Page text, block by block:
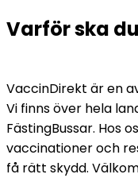
Varför ska
VaccinDirekt är en
Vi finns över hela
FästingBussar. Hos
vaccinationer och
få rätt skydd.